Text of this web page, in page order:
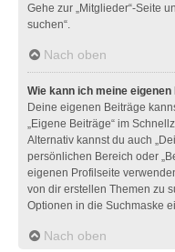
Gehe zur „Mitglieder“-Seite
suchen“.
Nach oben
Wie kann ich meine
Deine eigenen Beiträge
„Eigene Beiträge“ im
Alternativ kannst du auch
persönlichen Bereich oder
eigenen Profilseite
von dir erstellen Themen zu
Optionen in die Suchmaske
Nach oben